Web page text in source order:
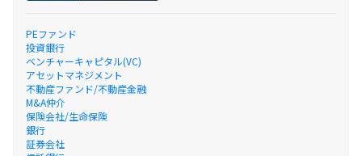
PEファンド
投資銀行
ベンチャーキャピタル(VC)
アセットマネジメント
不動産ファンド/不動産金融
M&A仲介
保険会社/生命保険
銀行
証券会社